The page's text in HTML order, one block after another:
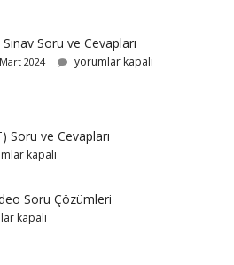
Soru ve Cevapları
2024 yorumlar kapalı
Soru ve Cevapları
kapalı
Soru Çözümleri
kapalı